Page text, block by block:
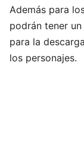
Además para
podrán tener
para la
los personajes.